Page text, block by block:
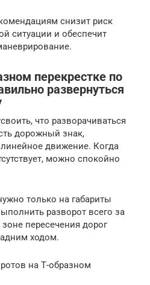
снизит риск
ситуации и обеспечит
перекрестке по
развернуться
что разворачиваться
дорожный знак,
движение. Когда
можно спокойно
только на габариты
разворот всего за
пересечения дорог
ходом.
на Т-образном